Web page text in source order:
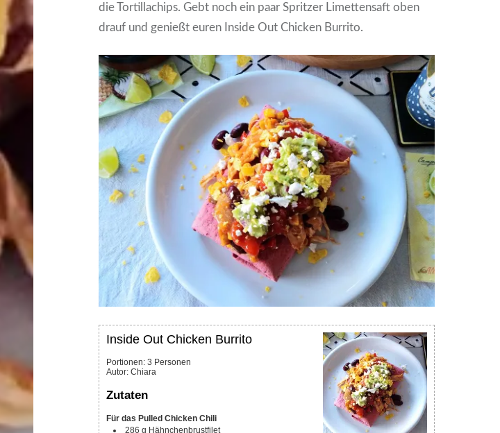
die Tortillachips. Gebt noch ein paar Spritzer Limettensaft oben
drauf und genießt euren Inside Out Chicken Burrito.
Inside Out Chicken Burrito
Portionen:3 Personen
Autor:Chiara
Zutaten
Für das Pulled Chicken Chili
286 g Hähnchenbrustfilet